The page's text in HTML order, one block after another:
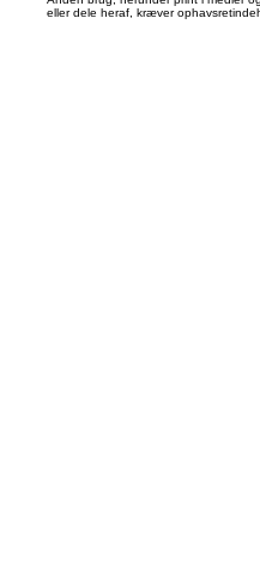
eller dele heraf, kræver